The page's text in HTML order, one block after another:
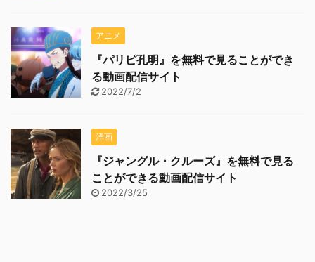
アニメ
『パリピ孔明』を無料で見ることができ
る動画配信サイト
2022/7/2
洋画
『ジャングル・クルーズ』を無料で見る
ことができる動画配信サイト
2022/3/25